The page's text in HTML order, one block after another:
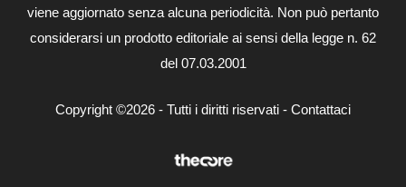
viene aggiornato senza alcuna periodicità. Non può pertanto
considerarsi un prodotto editoriale ai sensi della legge n. 62
del 07.03.2001
Copyright ©2026 - Tutti i diritti riservati - Contattaci